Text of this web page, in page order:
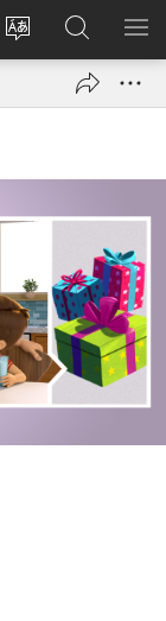
Vælg
Log
på
Søg
på
JW.ORG
VIS